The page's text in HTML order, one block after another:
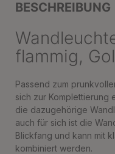
BESCHREIBUNG
flammig,
Passend zum
sich zur Komplettierung
die dazugehörige
auch für sich ist die
Blickfang und kann mit
kombiniert werden.